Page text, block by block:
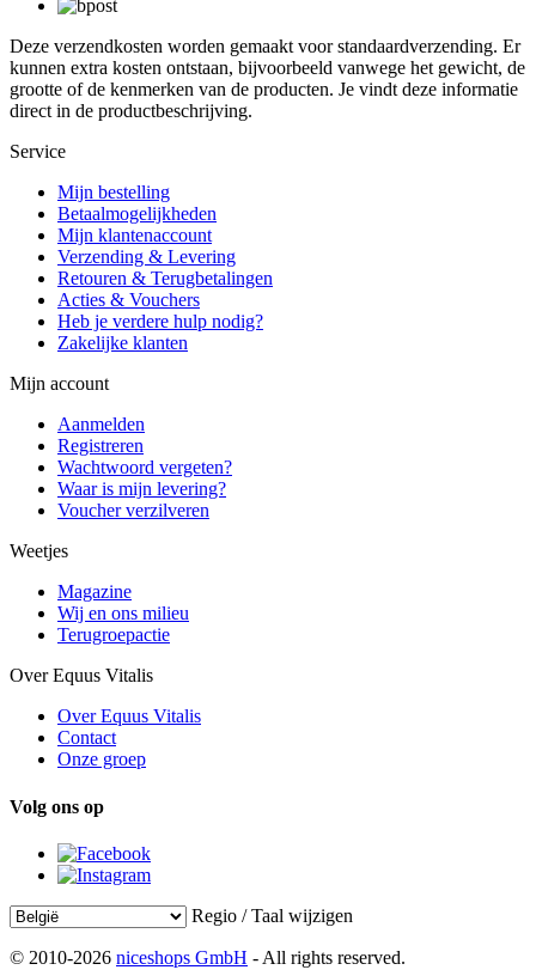
Deze verzendkosten worden gemaakt voor standaardverzending. Er
kunnen extra kosten ontstaan, bijvoorbeeld vanwege het gewicht, de
grootte of de kenmerken van de producten. Je vindt deze informatie
direct in de productbeschrijving.
Service
Mijn bestelling
Betaalmogelijkheden
Mijn klantenaccount
Verzending & Levering
Retouren & Terugbetalingen
Acties & Vouchers
Heb je verdere hulp nodig?
Zakelijke klanten
Mijn account
Aanmelden
Registreren
Wachtwoord vergeten?
Waar is mijn levering?
Voucher verzilveren
Weetjes
Magazine
Wij en ons milieu
Terugroepactie
Over Equus Vitalis
Over Equus Vitalis
Contact
Onze groep
Volg ons op
Regio / Taal wijzigen
© 2010-2026 niceshops GmbH - All rights reserved.